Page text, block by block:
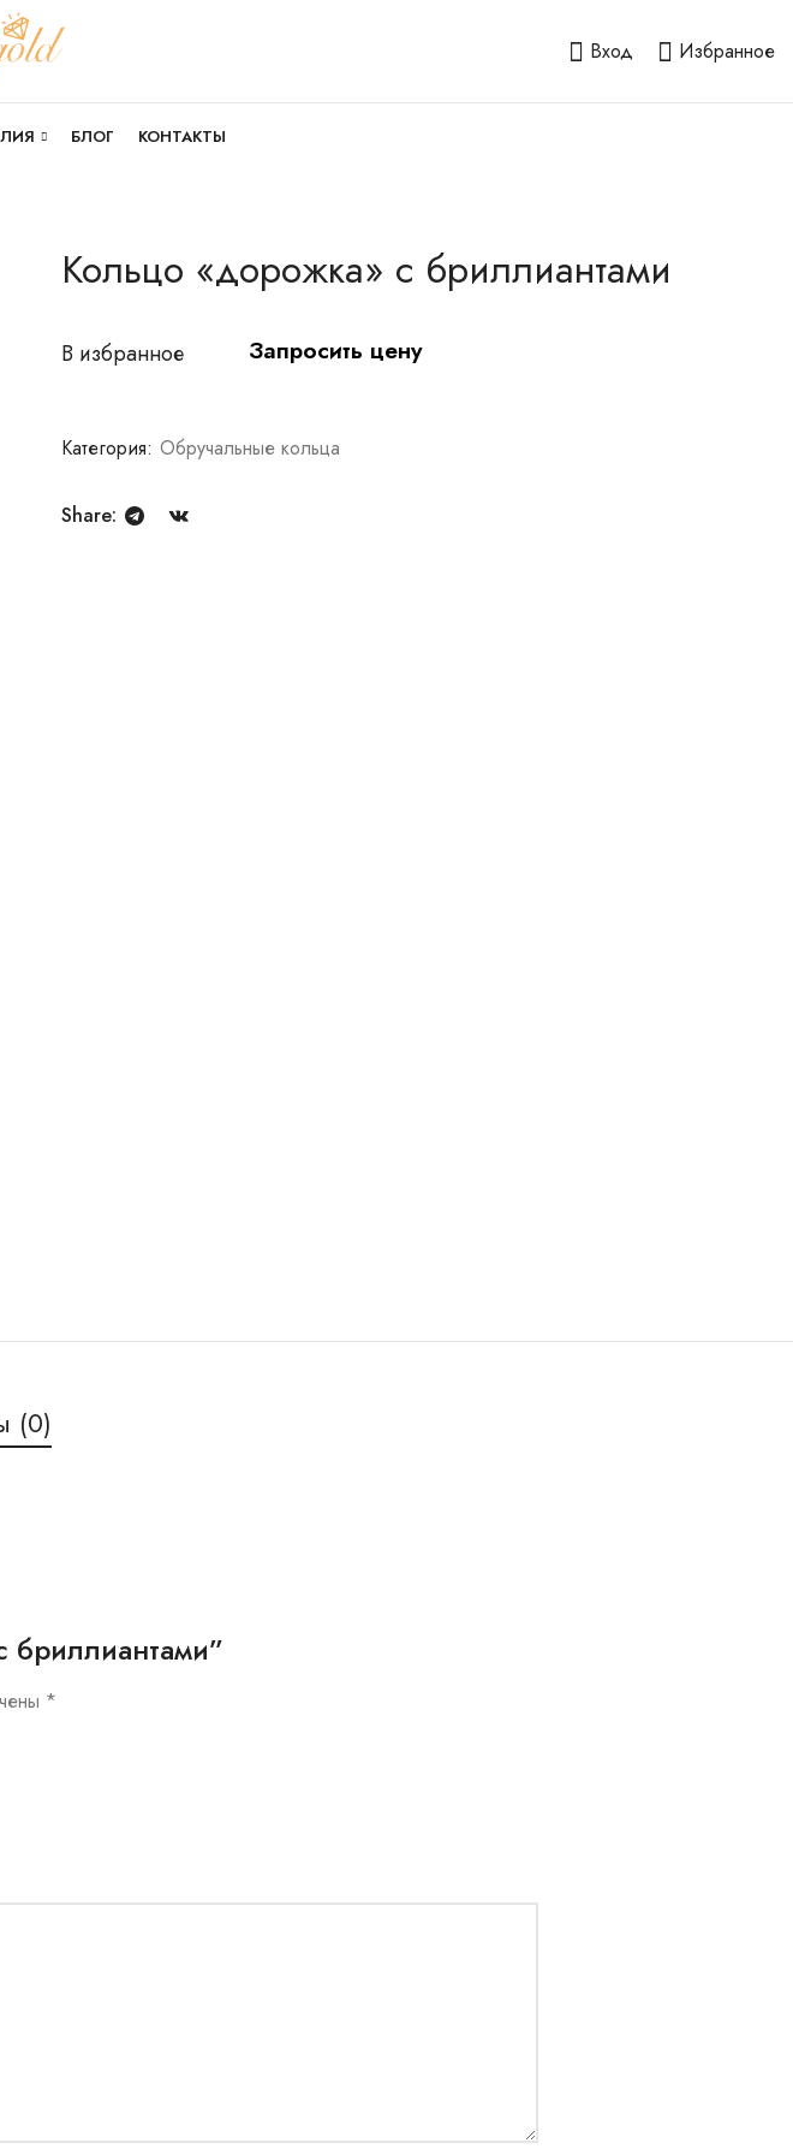
Вход Избранное
БЛОГ КОНТАКТЫ
Кольцо «дорожка» с бриллиантами
В избранное Запросить цену
Категория: Обручальные кольца
Share:
(0)
*